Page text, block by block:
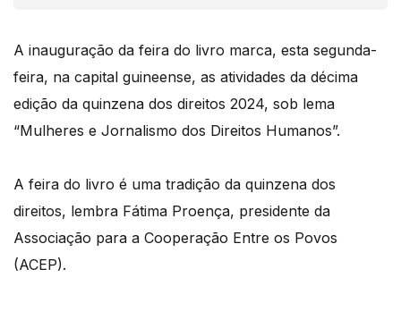
A inauguração da feira do livro marca, esta segunda-
feira, na capital guineense, as atividades da décima
edição da quinzena dos direitos 2024, sob lema
“Mulheres e Jornalismo dos Direitos Humanos”.
A feira do livro é uma tradição da quinzena dos
direitos, lembra Fátima Proença, presidente da
Associação para a Cooperação Entre os Povos
(ACEP).